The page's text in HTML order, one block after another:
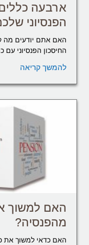
ארבעה כללים
הפנסיוני
האם אתם יודעים מה
החיסכון הפנסיוני עם
להמשך קריאה
האם למשוך
מהפנסיה?
האם כדאי למשוך את